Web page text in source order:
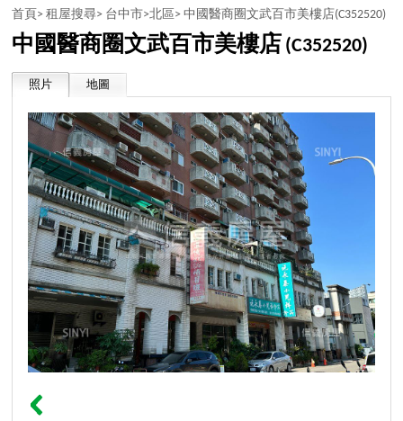
首頁> 租屋搜尋> 台中市>北區> 中國醫商圈文武百市美樓店(C352520)
中國醫商圈文武百市美樓店 (C352520)
照片 地圖